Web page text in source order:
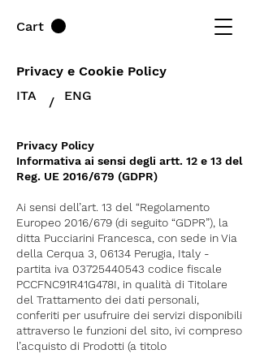
Cart
Privacy e Cookie Policy
ITA
ENG
/
Privacy Policy
Informativa ai sensi degli artt. 12 e 13 del
Reg. UE 2016/679 (GDPR)
Ai sensi dell’art. 13 del “Regolamento
Europeo 2016/679 (di seguito “GDPR”), la
ditta Pucciarini Francesca, con sede in Via
della Cerqua 3, 06134 Perugia, Italy -
partita iva 03725440543 codice fiscale
PCCFNC91R41G478I, in qualità di Titolare
del Trattamento dei dati personali,
conferiti per usufruire dei servizi disponibili
attraverso le funzioni del sito, ivi compreso
l’acquisto di Prodotti (a titolo